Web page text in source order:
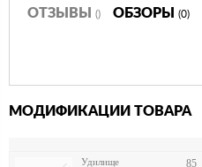
ОТЗЫВЫ () ОБЗОРЫ (0)
МОДИФИКАЦИИ ТОВАРА
Удилище 85